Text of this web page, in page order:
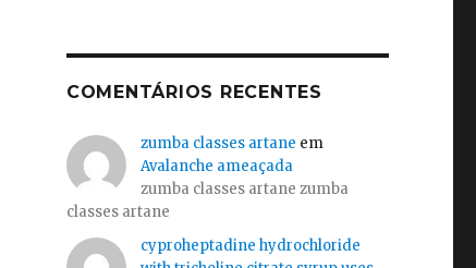
COMENTÁRIOS RECENTES
zumba classes artane em
Avalanche ameaçada
zumba classes artane zumba
classes artane
cyproheptadine hydrochloride